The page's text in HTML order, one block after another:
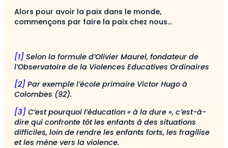
Alors pour avoir la paix dans le monde,
commençons par faire la paix chez nous…
[1] Selon la formule d’Olivier Maurel, fondateur de
l’Observatoire de la Violences Educatives Ordinaires
[2] Par exemple l’école primaire Victor Hugo à
Colombes (92).
[3] C’est pourquoi l’éducation « à la dure », c’est-à-
dire qui confronte tôt les enfants à des situations
difficiles, loin de rendre les enfants forts, les fragilise
et les mène vers la violence.